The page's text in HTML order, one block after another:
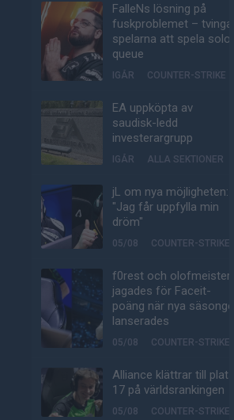
FalleNs lösning på
fuskproblemet – tvinga
spelarna att spela solo-
queue
IGÅR COUNTER-STRIKE
EA uppköpta av
saudisk-ledd
investerargrupp
IGÅR ALLA SEKTIONER
jL om nya möjligheten:
"Jag får uppfylla min
dröm"
05/08 COUNTER-STRIKE
f0rest och olofmeister
jagades för Faceit-
poäng när nya säsongen
lanserades
05/08 COUNTER-STRIKE
Alliance klättrar till plats
17 på världsrankingen
05/08 COUNTER-STRIKE